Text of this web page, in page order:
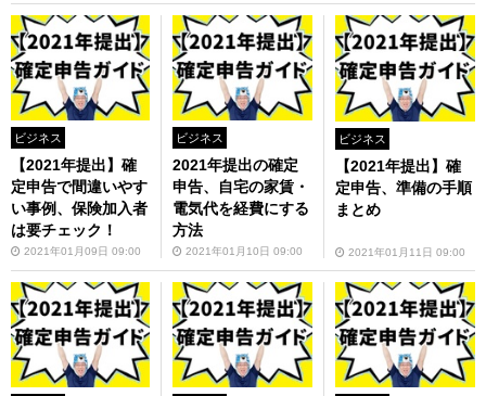
ビジネス
【2021年提出】確
定申告で間違いやす
い事例、保険加入者
は要チェック！
2021年01月09日 09:00
ビジネス
2021年提出の確定
申告、自宅の家賃・
電気代を経費にする
方法
2021年01月10日 09:00
ビジネス
【2021年提出】確
定申告、準備の手順
まとめ
2021年01月11日 09:00